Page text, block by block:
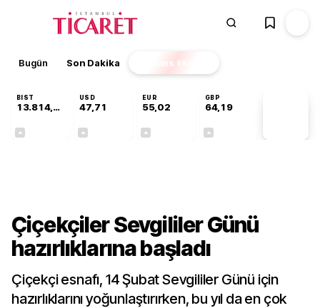
Bugün Son Dakika Finans EKSTRA
BIST
13.814,05
USD
47,71
EUR
55,02
GBP
64,19
Çiçekçiler Sevgililer Günü
hazırlıklarına başladı
Çiçekçi esnafı, 14 Şubat Sevgililer Günü için
hazırlıklarını yoğunlaştırırken, bu yıl da en çok